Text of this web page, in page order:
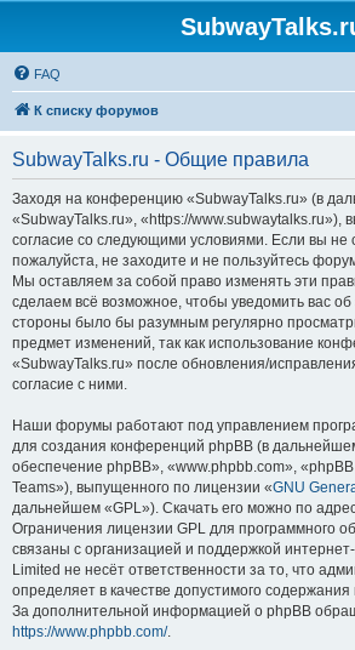
FAQ
К списку форумов
SubwayTalks.ru - Общие правила
Заходя на конференцию «SubwayTalks.ru» (в
«SubwayTalks.ru», «https://www.subwaytalks.ru»),
согласие со следующими условиями. Если вы не
пожалуйста, не заходите и не пользуйтесь
Мы оставляем за собой право изменять эти
сделаем всё возможное, чтобы уведомить вас
стороны было бы разумным регулярно
предмет изменений, так как использование
«SubwayTalks.ru» после обновления/
согласие с ними.
Наши форумы работают под управлением
для создания конференций phpBB (в
обеспечение phpBB», «www.phpbb.com»,
Teams»), выпущенного по лицензии «GNU
дальнейшем «GPL»). Скачать его можно по
Ограничения лицензии GPL для программного
связаны с организацией и поддержкой
Limited не несёт ответственности за то, что
определяет в качестве допустимого
За дополнительной информацией о phpBB
https://www.phpbb.com/.